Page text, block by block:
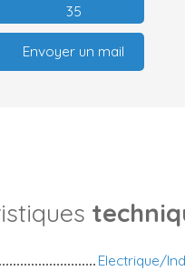
35
Envoyer un mail
Electrique/